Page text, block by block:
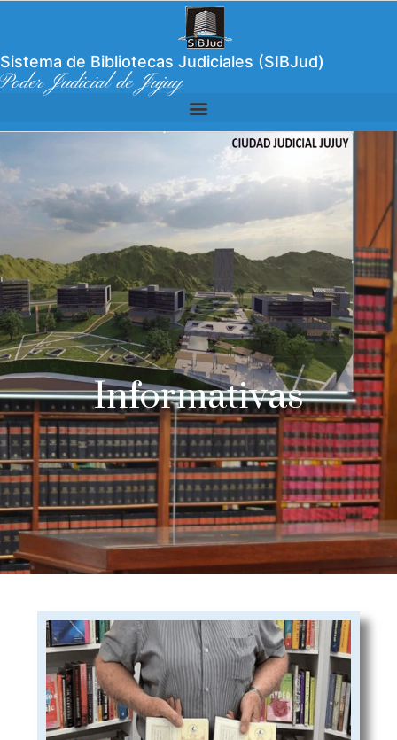
Sistema de Bibliotecas Judiciales (SIBJud)
Poder Judicial de Jujuy
Informativas